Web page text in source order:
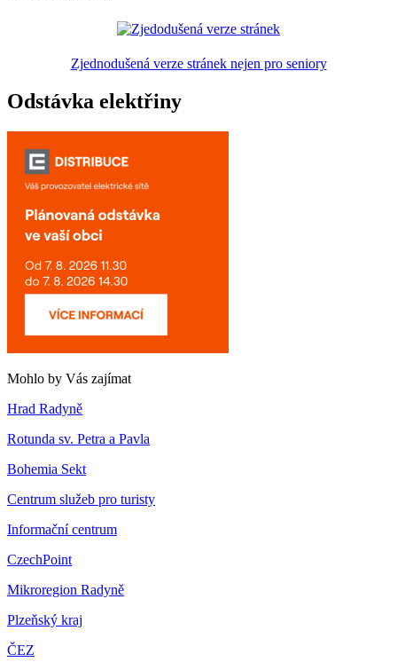
Zjednodušená verze stránek nejen pro seniory
Odstávka elektřiny
Mohlo by Vás zajímat
Hrad Radyně
Rotunda sv. Petra a Pavla
Bohemia Sekt
Centrum služeb pro turisty
Informační centrum
CzechPoint
Mikroregion Radyně
Plzeňský kraj
ČEZ